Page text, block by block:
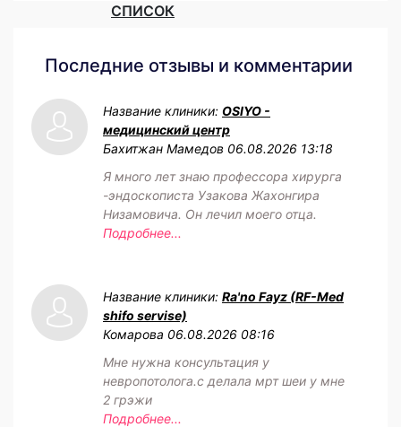
СПИСОК
Последние отзывы и комментарии
Название клиники: OSIYO -
медицинский центр
Бахитжан Мамедов 06.08.2026 13:18
Я много лет знаю профессора хирурга
-эндоскописта Узакова Жахонгира
Низамовича. Он лечил моего отца.
Подробнее...
Название клиники: Ra'no Fayz (RF-Med
shifo servise)
Комарова 06.08.2026 08:16
Мне нужна консультация у
невропотолога.с делала мрт шеи у мне
2 грэжи
Подробнее...